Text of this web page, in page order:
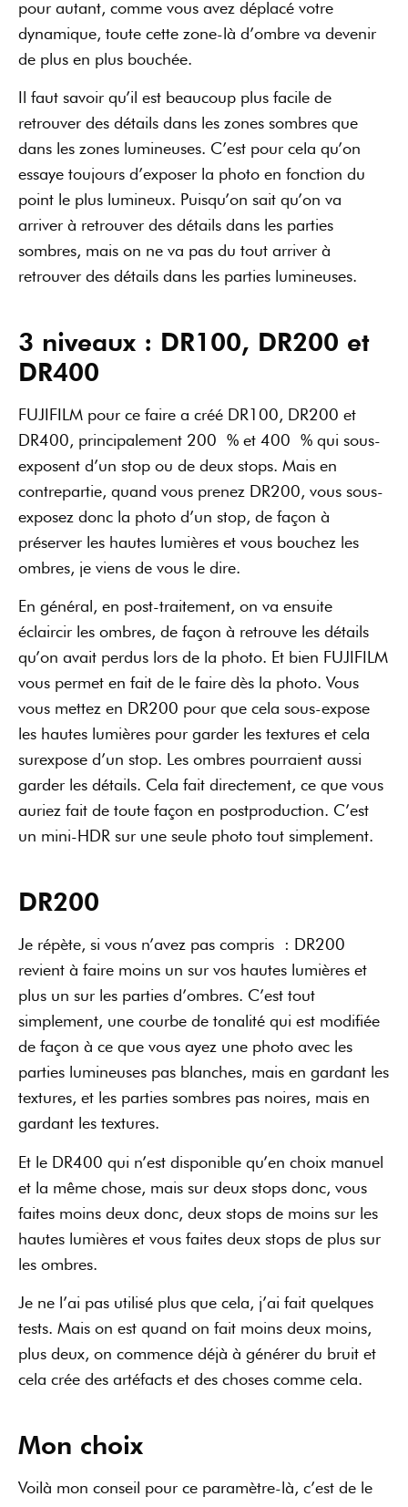
pour autant, comme vous avez déplacé votre
dynamique, toute cette zone-là d’ombre va devenir
de plus en plus bouchée.
Il faut savoir qu’il est beaucoup plus facile de
retrouver des détails dans les zones sombres que
dans les zones lumineuses. C’est pour cela qu’on
essaye toujours d’exposer la photo en fonction du
point le plus lumineux. Puisqu’on sait qu’on va
arriver à retrouver des détails dans les parties
sombres, mais on ne va pas du tout arriver à
retrouver des détails dans les parties lumineuses.
3 niveaux : DR100, DR200 et
DR400
FUJIFILM pour ce faire a créé DR100, DR200 et
DR400, principalement 200 % et 400 % qui sous-
exposent d’un stop ou de deux stops. Mais en
contrepartie, quand vous prenez DR200, vous sous-
exposez donc la photo d’un stop, de façon à
préserver les hautes lumières et vous bouchez les
ombres, je viens de vous le dire.
En général, en post-traitement, on va ensuite
éclaircir les ombres, de façon à retrouve les détails
qu’on avait perdus lors de la photo. Et bien FUJIFILM
vous permet en fait de le faire dès la photo. Vous
vous mettez en DR200 pour que cela sous-expose
les hautes lumières pour garder les textures et cela
surexpose d’un stop. Les ombres pourraient aussi
garder les détails. Cela fait directement, ce que vous
auriez fait de toute façon en postproduction. C’est
un mini-HDR sur une seule photo tout simplement.
DR200
Je répète, si vous n’avez pas compris : DR200
revient à faire moins un sur vos hautes lumières et
plus un sur les parties d’ombres. C’est tout
simplement, une courbe de tonalité qui est modifiée
de façon à ce que vous ayez une photo avec les
parties lumineuses pas blanches, mais en gardant les
textures, et les parties sombres pas noires, mais en
gardant les textures.
Et le DR400 qui n’est disponible qu’en choix manuel
et la même chose, mais sur deux stops donc, vous
faites moins deux donc, deux stops de moins sur les
hautes lumières et vous faites deux stops de plus sur
les ombres.
Je ne l’ai pas utilisé plus que cela, j’ai fait quelques
tests. Mais on est quand on fait moins deux moins,
plus deux, on commence déjà à générer du bruit et
cela crée des artéfacts et des choses comme cela.
Mon choix
Voilà mon conseil pour ce paramètre-là, c’est de le